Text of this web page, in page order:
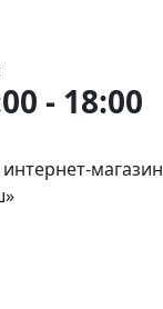
- 18:00
магазин